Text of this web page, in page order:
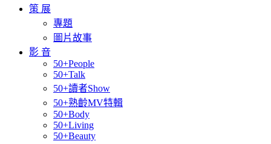
策 展
專題
圖片故事
影 音
50+People
50+Talk
50+讀者Show
50+熟齡MV特輯
50+Body
50+Living
50+Beauty